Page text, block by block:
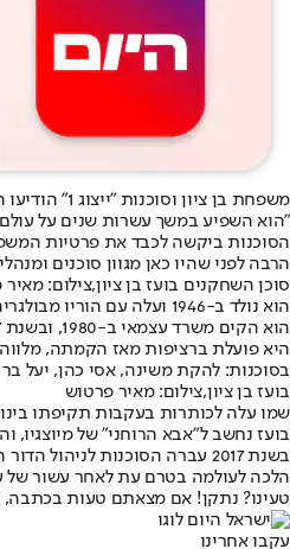
משפחת בן ציון וסוכנות ״ייצוג 1״ הודיעו הבוקר (שלישי) על פטירתו של סוכן השחקנים הוותיק והמוערך בועז בן ציון.
"הוא השפיע במשך עשרות שנים על עולם
הסוכנות ביקשה לכבד את פרטיות
הרבה לפני שהיו כאן מגוון סוכנים
סוכן השחקנים בועז בן ציון,צילום:
הוא נולד ב-1946 ועלה עם הוריו מבולגריה בגיל שנתיים. שיתף פעולה בצעירותו עם המנצח יצחק גרציאני בתפקידי ניהול במקהלת "צדיקוב" ותזמורת צה"ל.
הוא הקים משרד עצמאי ב-1980, ובשנת 1987 הקים את הסוכנות "ייצוג 1" יחד עם אילן בושרי. הסוכנות הפכה במהרה לאחת הגדולות והמובילות בישראל לניהול וייצוג מקצועי של שחקנים, יוצרים וטאלנטים.
היא פועלת ברציפות מאז הקמתה, מלווה
בסוכנות: להקת משינה, אסי כהן, יעל בר
בועז בן ציון,צילום: מאיר פרטוש
שמו עלה לכותרות בעקבות תקיפתו בינואר 2009 על ידי שליחי דודו טופז המנוח. הוא החליט שלא להגיש
בועז נחשב ל"אבא הרוחני" של
בשנת 2017 עברה הסוכנות
הלכה לעולמה בטרם עת לאחר עשור של
טעינו? נתקן! אם מצאתם טעות
עקבו אחרינו